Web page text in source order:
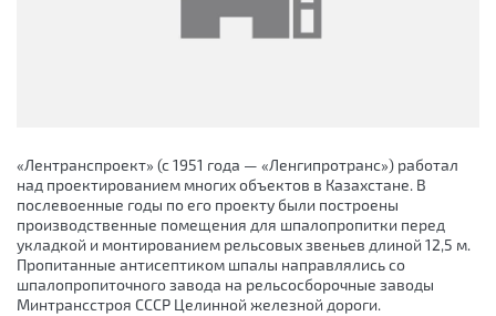
«Лентранспроект» (с 1951 года — «Ленгипротранс») работал
над проектированием многих объектов в Казахстане. В
послевоенные годы по его проекту были построены
производственные помещения для шпалопропитки перед
укладкой и монтированием рельсовых звеньев длиной 12,5 м.
Пропитанные антисептиком шпалы направлялись со
шпалопропиточного завода на рельсосборочные заводы
Минтрансстроя СССР Целинной железной дороги.